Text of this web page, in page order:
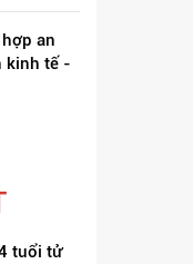
an
kinh tế -
tuổi tử